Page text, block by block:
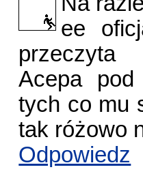
ee
Acepa
tych co mu
tak różowo
Odpowiedz